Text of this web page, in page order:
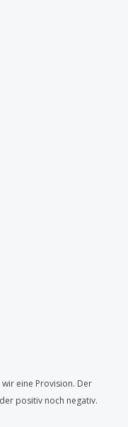
eine Provision. Der
positiv noch negativ.